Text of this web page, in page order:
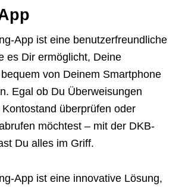
App ist eine benutzerfreundliche
es Dir ermöglicht, Deine
von Deinem Smartphone
Egal ob Du Überweisungen
überprüfen oder
möchtest – mit der DKB-
Du alles im Griff.
App ist eine innovative Lösung,